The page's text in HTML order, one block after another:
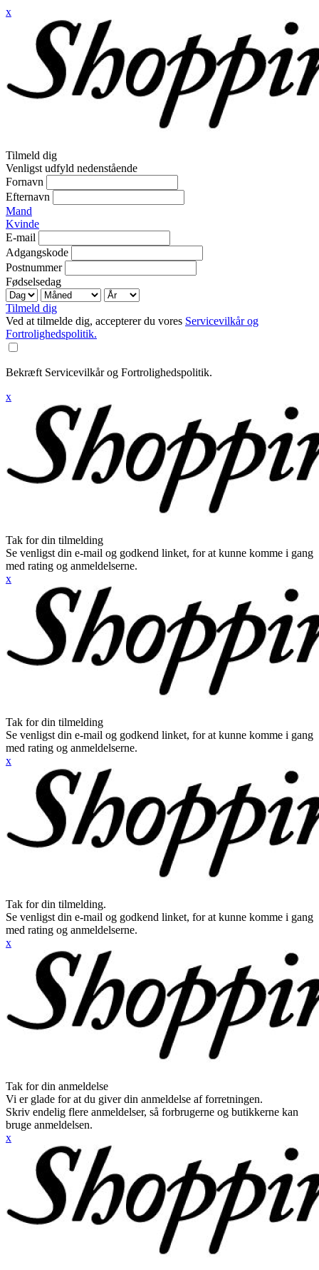
x
Tilmeld dig
Venligst udfyld nedenstående
Fornavn
Efternavn
Mand
Kvinde
E-mail
Adgangskode
Postnummer
Fødselsedag
Tilmeld dig
Ved at tilmelde dig, accepterer du vores Servicevilkår og
Fortrolighedspolitik.
Bekræft Servicevilkår og Fortrolighedspolitik.
x
Tak for din tilmelding
Se venligst din e-mail og godkend linket, for at kunne komme i gang
med rating og anmeldelserne.
x
Tak for din tilmelding
Se venligst din e-mail og godkend linket, for at kunne komme i gang
med rating og anmeldelserne.
x
Tak for din tilmelding.
Se venligst din e-mail og godkend linket, for at kunne komme i gang
med rating og anmeldelserne.
x
Tak for din anmeldelse
Vi er glade for at du giver din anmeldelse af forretningen.
Skriv endelig flere anmeldelser, så forbrugerne og butikkerne kan
bruge anmeldelsen.
x